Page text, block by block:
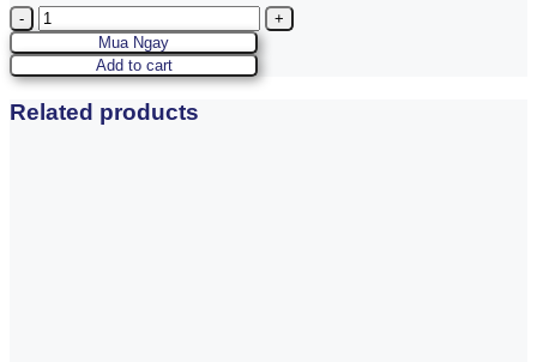
Quantity
Mua Ngay
Add to cart
Related products